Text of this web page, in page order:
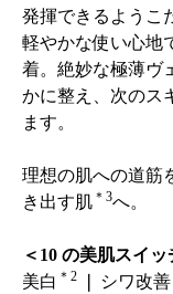
発揮できるようこ
軽やかな使い心地
着。絶妙な極薄ヴ
かに整え、次のス
ます。
理想の肌への道筋
き出す肌 ＊3へ。
＜10 の美肌スイッ
美白 ＊2
❘ シワ改